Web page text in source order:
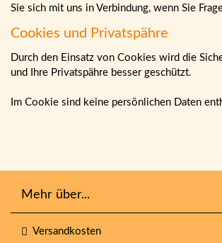
Sie sich mit uns in Verbindung, wenn Sie
Cookies und Privatspähre
Durch den Einsatz von Cookies wird die
und Ihre Privatspähre besser geschützt.
Im Cookie sind keine persönlichen Daten
Mehr über...
Versandkosten